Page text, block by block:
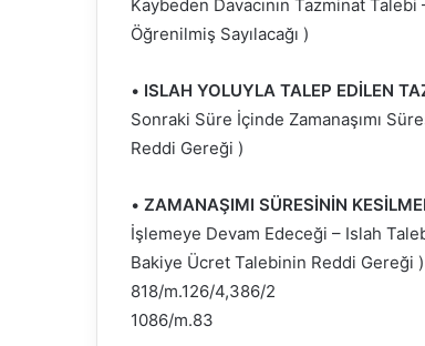
Kaybeden Davacının Tazminat
Öğrenilmiş Sayılacağı )
• ISLAH YOLUYLA TALEP EDİLEN
Sonraki Süre İçinde Zamanaşımı
Reddi Gereği )
• ZAMANAŞIMI SÜRESİNİN
İşlemeye Devam Edeceği – Islah
Bakiye Ücret Talebinin Reddi Gereği )
818/m.126/4,386/2
1086/m.83